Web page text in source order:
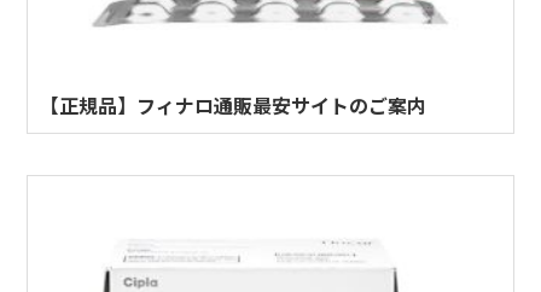
【正規品】フィナロ通販最安サイトのご案内